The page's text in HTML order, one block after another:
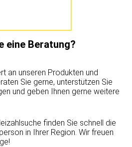
eine Beratung?
an unseren Produkten und
Sie gerne, unterstützen Sie
und geben Ihnen gerne weitere
finden Sie schnell die
in Ihrer Region. Wir freuen